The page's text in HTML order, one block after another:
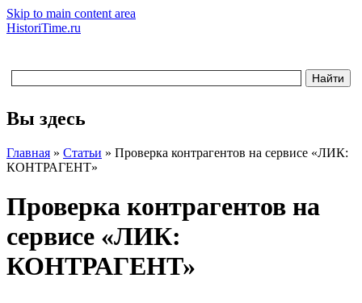
Skip to main content area
HistoriTime.ru
Вы здесь
Главная » Статьи » Проверка контрагентов на сервисе «ЛИК:
КОНТРАГЕНТ»
Проверка контрагентов на
сервисе «ЛИК:
КОНТРАГЕНТ»